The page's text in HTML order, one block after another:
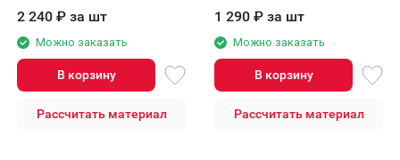
2 240 ₽ за шт
Можно заказать
В корзину
Рассчитать материал
1 290 ₽ за шт
Можно заказать
В корзину
Рассчитать материал